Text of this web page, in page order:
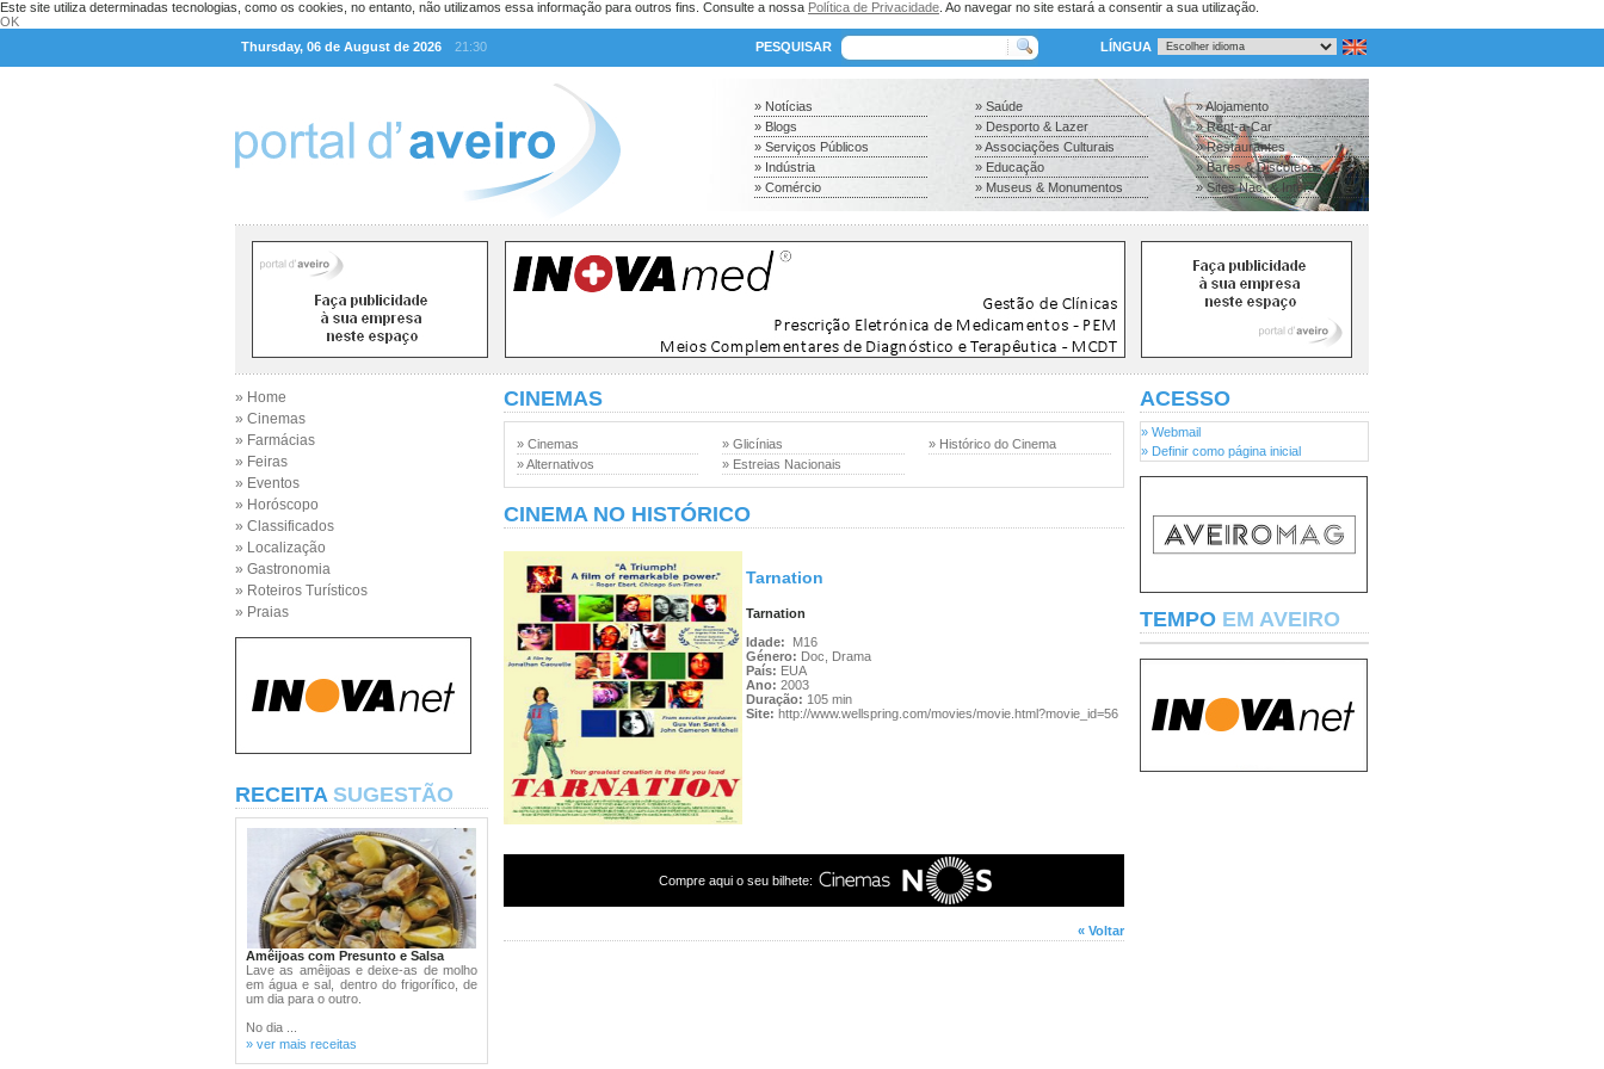
Este site utiliza determinadas tecnologias, como os cookies, no entanto, não utilizamos essa informação para outros fins. Consulte a nossa Política de Privacidade . Ao navegar no site estará a consentir a sua utilização.
OK
Thursday, 06 de August de 2026
21:30 PESQUISAR LÍNGUA
» Notícias
» Blogs
» Serviços Públicos
» Indústria
» Comércio
» Saúde
» Desporto & Lazer
» Associações Culturais
» Educação
» Museus & Monumentos
» Alojamento
» Rent-a-Car
» Restaurantes
» Bares & Discotecas
» Sites Nac. & Inter.
» Home
» Cinemas
» Farmácias
» Feiras
» Eventos
» Horóscopo
» Classificados
» Localização
» Gastronomia
» Roteiros Turísticos
» Praias
RECEITA SUGESTÃO
Amêijoas com Presunto e Salsa
Lave as amêijoas e deixe-as de molho
em água e sal, dentro do frigorífico, de
um dia para o outro.
No dia ...
» ver mais receitas
CINEMAS
» Cinemas
» Alternativos
» Glicínias
» Estreias Nacionais
» Histórico do Cinema
CINEMA NO HISTÓRICO
Tarnation
Tarnation
Idade:
M16
Género: Doc, Drama
País: EUA
Ano: 2003
Duração: 105 min
Site: http://www.wellspring.com/movies/movie.html?movie_id=56
Compre aqui o seu bilhete:
« Voltar
ACESSO
» Webmail
» Definir como página inicial
TEMPO EM AVEIRO